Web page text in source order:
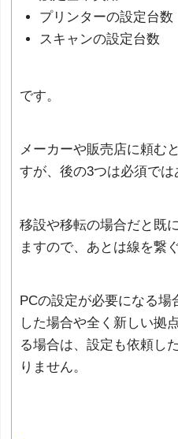
プリンターの設定台数
スキャンの設定台数
です。
メーカーや販売店に頼む
すが、後の3つは必須では
移設や移転の場合だと既
ますので、あとは線を繋
PCの設定が必要になる場
した場合や全く新しい拠
る場合は、設定も依頼し
りません。